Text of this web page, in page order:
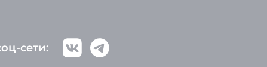
сети: